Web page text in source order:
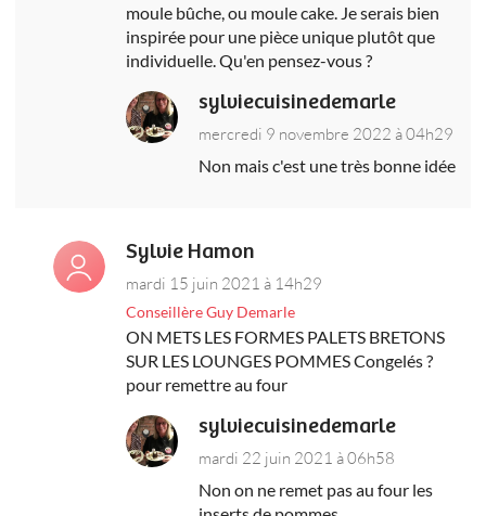
moule bûche, ou moule cake. Je serais bien
inspirée pour une pièce unique plutôt que
individuelle. Qu'en pensez-vous ?
sylviecuisinedemarle
mercredi 9 novembre 2022 à 04h29
Non mais c'est une très bonne idée
Sylvie Hamon
mardi 15 juin 2021 à 14h29
Conseillère Guy Demarle
ON METS LES FORMES PALETS BRETONS
SUR LES LOUNGES POMMES Congelés ?
pour remettre au four
sylviecuisinedemarle
mardi 22 juin 2021 à 06h58
Non on ne remet pas au four les